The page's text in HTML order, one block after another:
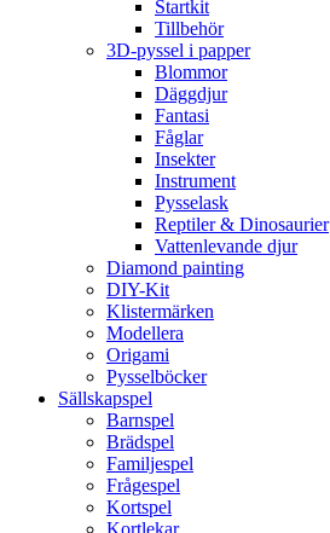
Startkit
Tillbehör
3D-pyssel i papper
Blommor
Däggdjur
Fantasi
Fåglar
Insekter
Instrument
Pysselask
Reptiler & Dinosaurier
Vattenlevande djur
Diamond painting
DIY-Kit
Klistermärken
Modellera
Origami
Pysselböcker
Sällskapspel
Barnspel
Brädspel
Familjespel
Frågespel
Kortspel
Kortlekar